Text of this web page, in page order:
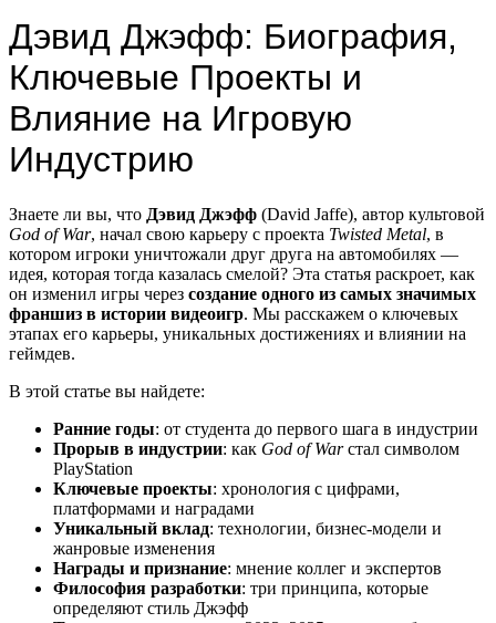
Дэвид Джэфф: Биография,
Ключевые Проекты и
Влияние на Игровую
Индустрию
Знаете ли вы, что Дэвид Джэфф (David Jaffe), автор культовой
God of War, начал свою карьеру с проекта Twisted Metal, в
котором игроки уничтожали друг друга на автомобилях —
идея, которая тогда казалась смелой? Эта статья раскроет, как
он изменил игры через создание одного из самых значимых
франшиз в истории видеоигр. Мы расскажем о ключевых
этапах его карьеры, уникальных достижениях и влиянии на
геймдев.
В этой статье вы найдете:
Ранние годы: от студента до первого шага в индустрии
Прорыв в индустрии: как God of Warстал символом
PlayStation
Ключевые проекты: хронология с цифрами,
платформами и наградами
Уникальный вклад: технологии, бизнес-модели и
жанровые изменения
Награды и признание: мнение коллег и экспертов
Философия разработки: три принципа, которые
определяют стиль Джэфф